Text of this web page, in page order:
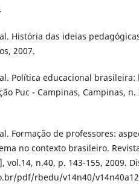
História das ideias
2007.
Política educacional
Puc - Campinas, Campinas,
Formação de professores:
no contexto brasileiro.
vol.14, n.40, p. 143-155, 2009.
pdf/rbedu/v14n40/